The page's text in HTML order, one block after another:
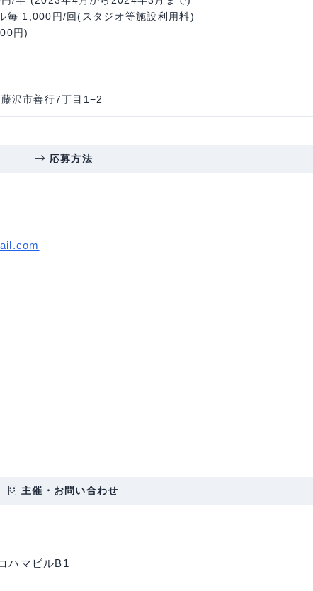
毎 1,000円/回(スタジオ等施設利用料)
円)
沢市善行7丁目1−2
応募方法
主催・お問い合わせ
ハマビルB1